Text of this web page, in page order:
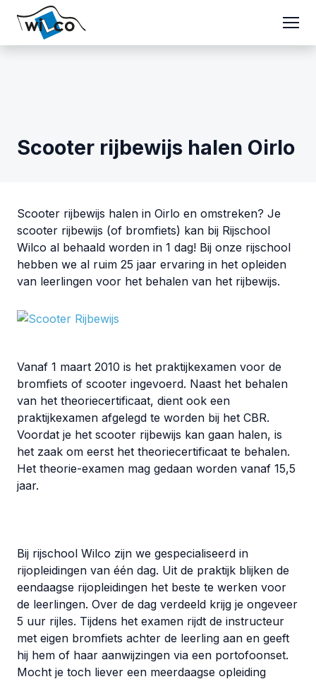
Scooter rijbewijs halen Oirlo
Scooter rijbewijs halen in Oirlo en omstreken? Je
scooter rijbewijs (of bromfiets) kan bij Rijschool
Wilco al behaald worden in 1 dag! Bij onze rijschool
hebben we al ruim 25 jaar ervaring in het opleiden
van leerlingen voor het behalen van het rijbewijs.
Vanaf 1 maart 2010 is het praktijkexamen voor de
bromfiets of scooter ingevoerd. Naast het behalen
van het theoriecertificaat, dient ook een
praktijkexamen afgelegd te worden bij het CBR.
Voordat je het scooter rijbewijs kan gaan halen, is
het zaak om eerst het theoriecertificaat te behalen.
Het theorie-examen mag gedaan worden vanaf 15,5
jaar.
Bij rijschool Wilco zijn we gespecialiseerd in
rijopleidingen van één dag. Uit de praktijk blijken de
eendaagse rijopleidingen het beste te werken voor
de leerlingen. Over de dag verdeeld krijg je ongeveer
5 uur rijles. Tijdens het examen rijdt de instructeur
met eigen bromfiets achter de leerling aan en geeft
hij hem of haar aanwijzingen via een portofoonset.
Mocht je toch liever een meerdaagse opleiding